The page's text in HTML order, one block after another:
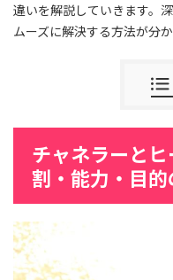
違いを解説していきます。
ムーズに解決する方法が分か
チャネラーと
割・能力・目